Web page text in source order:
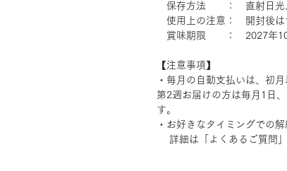
保存方法 ： 直射日光
使用上の注意： 開封後は
賞味期限 ： 2027年10月
【注意事項】
・毎月の自動支払いは、初
第2週お届けの方は毎月1日
す。
・お好きなタイミングでの解
詳細は「よくあるご質問」